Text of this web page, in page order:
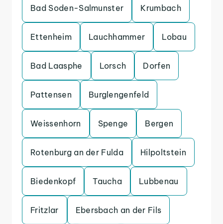
Bad Soden-Salmunster Krumbach
Ettenheim Lauchhammer Lobau
Bad Laasphe Lorsch Dorfen
Pattensen Burglengenfeld
Weissenhorn Spenge Bergen
Rotenburg an der Fulda Hilpoltstein
Biedenkopf Taucha Lubbenau
Fritzlar Ebersbach an der Fils